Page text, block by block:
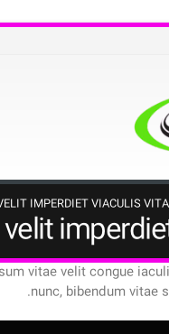
IMPERDIET VIACULIS
vitae velit congue
nunc, bibendum vitae